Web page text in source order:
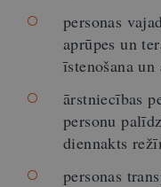
personas
aprūpes un
īstenošana
ārstniecības
personu
diennakts
personas